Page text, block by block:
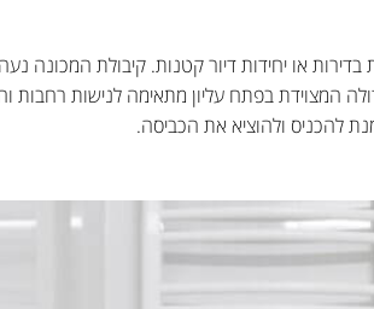
המצוידת בפתח עליון מתאימה לנישות רחבות
להכניס ולהוציא את הכביסה.